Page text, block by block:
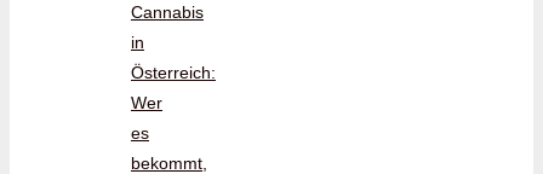
Cannabis
in
Österreich:
Wer
es
bekommt,